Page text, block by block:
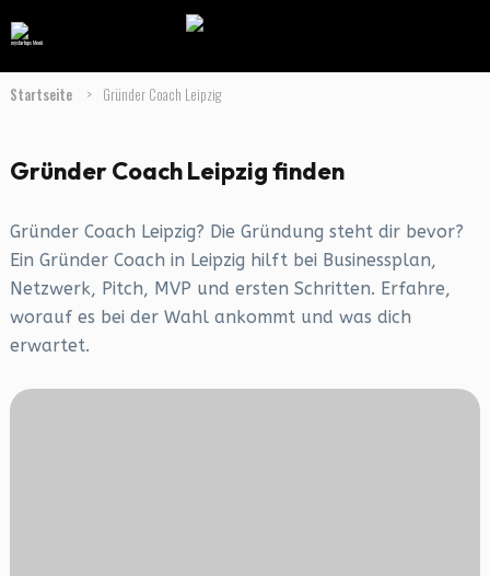
Startseite > Gründer Coach Leipzig
Gründer Coach Leipzig finden
Gründer Coach Leipzig? Die Gründung steht dir bevor?
Ein Gründer Coach in Leipzig hilft bei Businessplan,
Netzwerk, Pitch, MVP und ersten Schritten. Erfahre,
worauf es bei der Wahl ankommt und was dich
erwartet.